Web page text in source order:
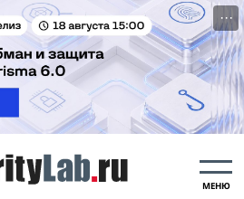
···
МЕНЮ